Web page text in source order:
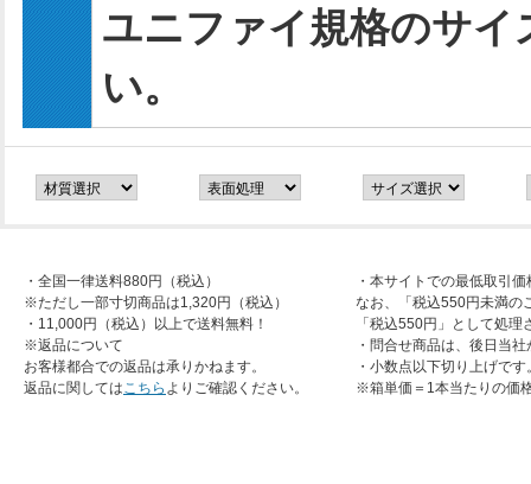
ユニファイ規格のサイ
い。
・全国一律送料880円（税込）
※ただし一部寸切商品は1,320円（税込）
・11,000円（税込）以上で送料無料！
※返品について
お客様都合での返品は承りかねます。
返品に関してはこちら よりご確認ください。
・本サイトでの最低取引
なお、「税込550円未満の
「税込550円」として処
・問合せ商品は、後日当
・小数点以下切り上げです
※箱単価＝1本当たりの価